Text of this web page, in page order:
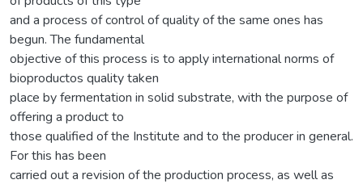
and a process of control of quality of the same ones has
begun. The fundamental
objective of this process is to apply international norms of
bioproductos quality taken
place by fermentation in solid substrate, with the purpose of
offering a product to
those qualified of the Institute and to the producer in general.
For this has been
carried out a revision of the production process, as well as